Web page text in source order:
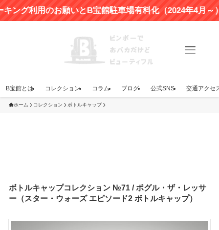
用のお願いとB宝館駐車場有料化（2024年4月～）のお
B宝館とは コレクション コラム ブログ 公式SNS 交通アクセ
ホーム コレクション ボトルキャップ
ボトルキャップコレクション №71 / ポグル・ザ・レッサ
ー（スター・ウォーズ エピソード2 ボトルキャップ）